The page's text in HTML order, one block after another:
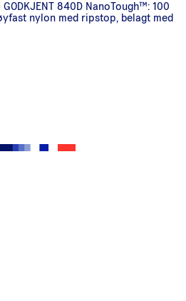
840D NanoTough™: 100
nylon med ripstop, belagt med